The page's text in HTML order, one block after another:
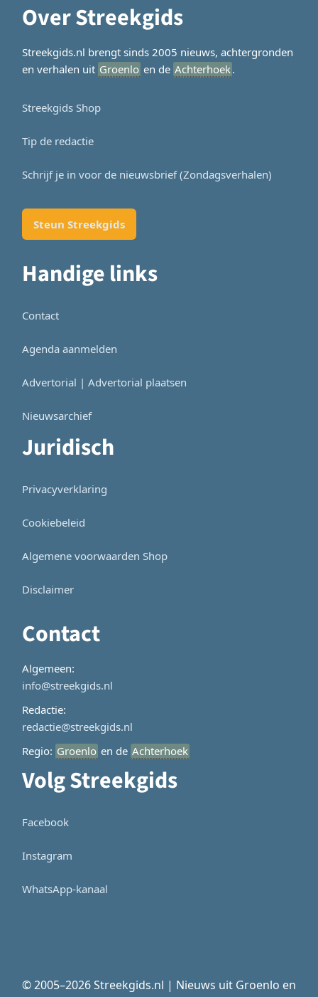
Over Streekgids
Streekgids.nl brengt sinds 2005 nieuws, achtergronden
en verhalen uit Groenlo en de Achterhoek.
Streekgids Shop
Tip de redactie
Schrijf je in voor de nieuwsbrief (Zondagsverhalen)
Steun Streekgids
Handige links
Contact
Agenda aanmelden
Advertorial | Advertorial plaatsen
Nieuwsarchief
Juridisch
Privacyverklaring
Cookiebeleid
Algemene voorwaarden Shop
Disclaimer
Contact
Algemeen:
info@streekgids.nl
Redactie:
redactie@streekgids.nl
Regio: Groenlo en de Achterhoek
Volg Streekgids
Facebook
Instagram
WhatsApp-kanaal
© 2005–2026 Streekgids.nl | Nieuws uit Groenlo en